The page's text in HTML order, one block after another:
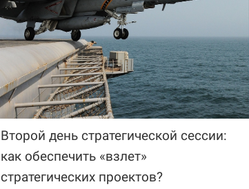
Второй день стратегической сессии:
как обеспечить «взлет»
стратегических проектов?